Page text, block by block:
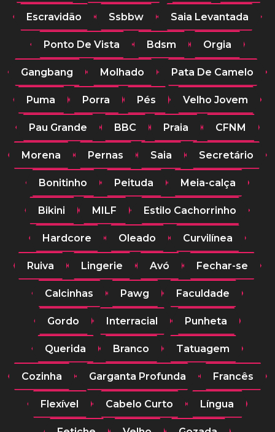
Escravidão Ssbbw Saia Levantada
Ponto De Vista Bdsm Orgia
Gangbang Molhado Pata De Camelo
Puma Porra Pés Velho Jovem
Pau Grande BBC Praia CFNM
Morena Pernas Saia Secretário
Bonitinho Peituda Meia-calça
Bikini MILF Estilo Cachorrinho
Hardcore Oleado Curvilínea
Ruiva Lingerie Avó Fechar-se
Calcinhas Pawg Faculdade
Gordo Interracial Punheta
Querida Branco Tatuagem
Cozinha Garganta Profunda Francês
Flexível Cabelo Curto Língua